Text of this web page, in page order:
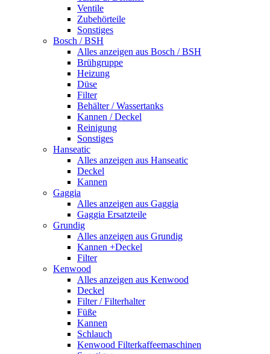
Ventile
Zubehörteile
Sonstiges
Bosch / BSH
Alles anzeigen aus Bosch / BSH
Brühgruppe
Heizung
Düse
Filter
Behälter / Wassertanks
Kannen / Deckel
Reinigung
Sonstiges
Hanseatic
Alles anzeigen aus Hanseatic
Deckel
Kannen
Gaggia
Alles anzeigen aus Gaggia
Gaggia Ersatzteile
Grundig
Alles anzeigen aus Grundig
Kannen +Deckel
Filter
Kenwood
Alles anzeigen aus Kenwood
Deckel
Filter / Filterhalter
Füße
Kannen
Schlauch
Kenwood Filterkaffeemaschinen